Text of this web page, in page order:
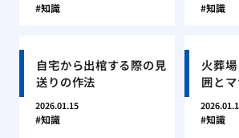
知識 知識
自宅から出棺する際の見
送りの作法
2026.01.15
知識
火葬
囲と
知識